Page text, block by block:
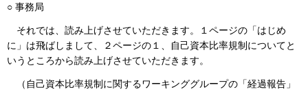
○ 事務局
それでは、読み上げさせていただきます。１ページの「はじめ
に」は飛ばしまして、２ページの１、自己資本比率規制についてと
いうところから読み上げさせていただきます。
（自己資本比率規制に関するワーキンググループの「経過報告」